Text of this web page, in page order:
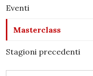
Eventi
Masterclass
Stagioni precedenti